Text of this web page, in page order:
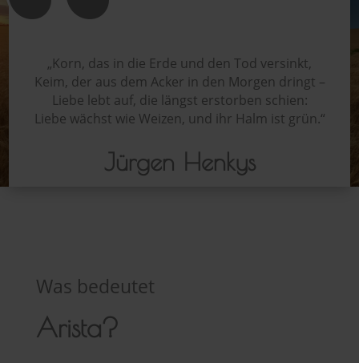
„Korn, das in die Erde und den Tod versinkt,
Keim, der aus dem Acker in den Morgen dringt –
Liebe lebt auf, die längst erstorben schien:
Liebe wächst wie Weizen, und ihr Halm ist grün.“
Jürgen Henkys
Was bedeutet
Arista?